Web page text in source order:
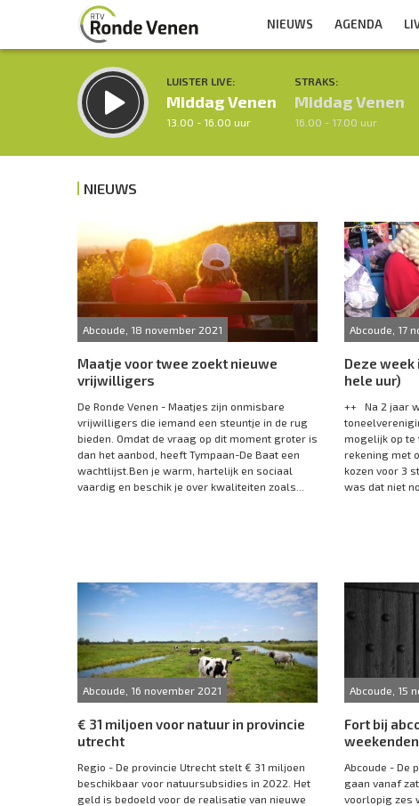
NIEUWS AGENDA
LUISTER LIVE:
Middag Venen
13.00 - 16.00 uur
STRAKS:
Middag Venen
16.00 - 17.00 uur
Inklappen
NIEUWS
Abcoude, 18 november 2021
Maatje voor twee zoekt nieuwe
vrijwilligers
De Ronde Venen - Maatjes zijn onmisbare
vrijwilligers die iemand een steuntje in de rug
bieden. Omdat de vraag op dit moment groter is
dan het aanbod, heeft Tympaan-De Baat een
wachtlijst.Ben je warm, hartelijk en sociaal
vaardig en beschik je over kwaliteiten zoals...
Abcoude, 17
Deze
hele uur)
++ Na 2 jaar
mogelijk op te
rekening met
kozen voor 3
was dat niet
Abcoude, 16 november 2021
€ 31 miljoen voor natuur in provincie
utrecht
Regio - De provincie Utrecht stelt € 31 miljoen
beschikbaar voor natuursubsidies in 2022. Het
geld is bedoeld voor de realisatie van nieuwe
Abcoude, 15
Fort bij
weekenden
Abcoude - De
gaan vanaf
voorlopig zes